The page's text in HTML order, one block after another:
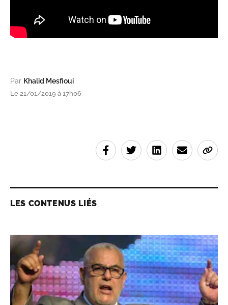
Par Khalid Mesfioui
Le 21/01/2019 à 17h06
LES CONTENUS LIÉS